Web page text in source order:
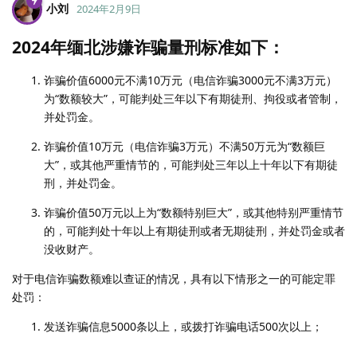
小刘 2024年2月9日
2024年缅北涉嫌诈骗量刑标准如下：
诈骗价值6000元不满10万元（电信诈骗3000元不满3万元）
为“数额较大”，可能判处三年以下有期徒刑、拘役或者管制，
并处罚金。
诈骗价值10万元（电信诈骗3万元）不满50万元为“数额巨
大”，或其他严重情节的，可能判处三年以上十年以下有期徒
刑，并处罚金。
诈骗价值50万元以上为“数额特别巨大”，或其他特别严重情节
的，可能判处十年以上有期徒刑或者无期徒刑，并处罚金或者
没收财产。
对于电信诈骗数额难以查证的情况，具有以下情形之一的可能定罪
处罚：
发送诈骗信息5000条以上，或拨打诈骗电话500次以上；